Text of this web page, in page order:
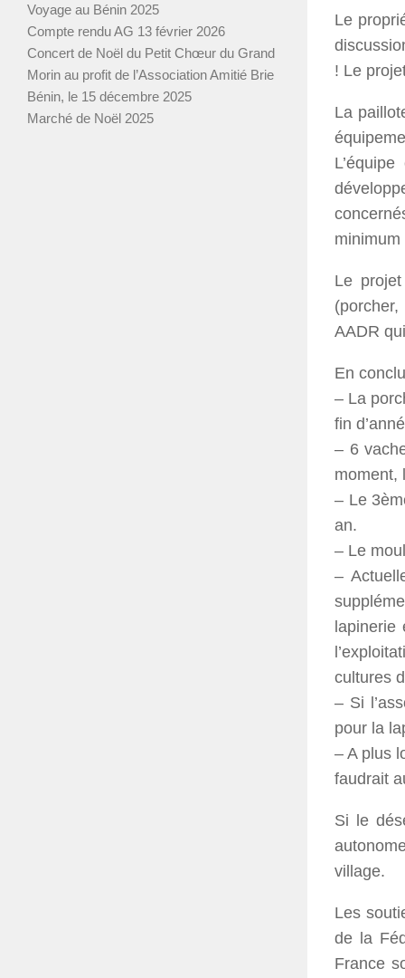
Le
! Le
La
Le
AADR
En
– La
fin
– 6
moment,
– Le
an.
– Le
–
cultures
– Si
pour la
– A plus
faudrait
Si le
village.
Les
de la
France
Voyage au Bénin 2025
Compte rendu AG 13 février 2026
Concert de Noël du Petit Chœur du Grand
Morin au profit de l’Association Amitié Brie
Bénin, le 15 décembre 2025
Marché de Noël 2025